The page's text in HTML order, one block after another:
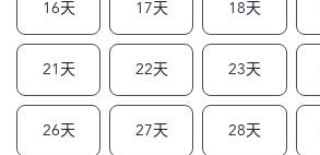
16天 17天 18天
21天 22天 23天
26天 27天 28天